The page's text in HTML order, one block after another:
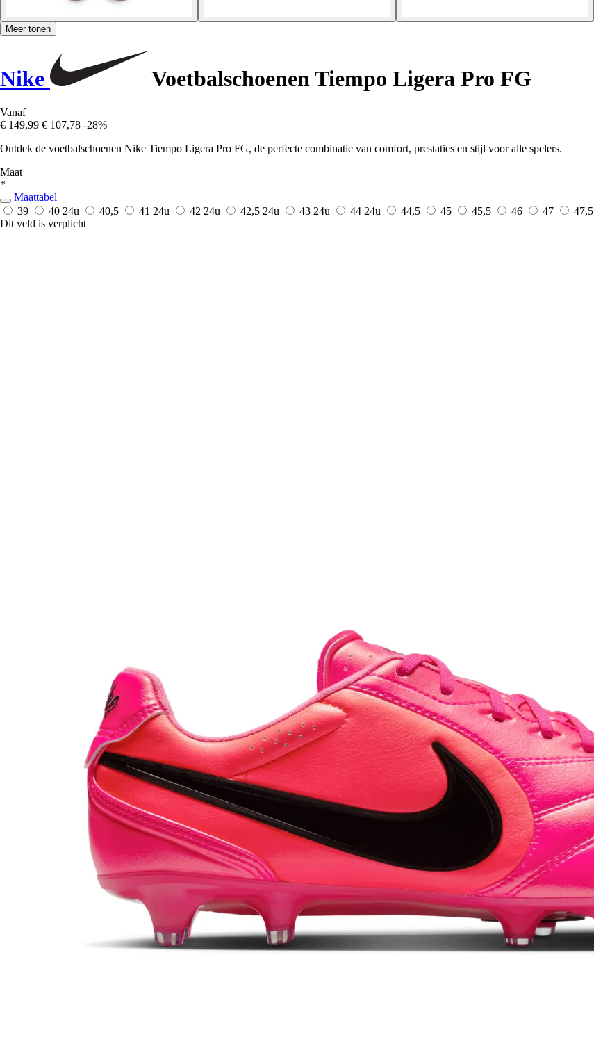
Meer tonen
Nike Voetbalschoenen Tiempo Ligera Pro FG
Vanaf
€ 149,99 € 107,78 -28%
Ontdek de voetbalschoenen Nike Tiempo Ligera Pro FG, de perfecte combinatie van comfort, prestaties en stijl voor alle spelers.
Maat
*
Maattabel
39
40 24u 40,5 41 24u 42 24u 42,5 24u 43 24u 44 24u 44,5 45 45,5 46 47
47,5
Dit veld is verplicht